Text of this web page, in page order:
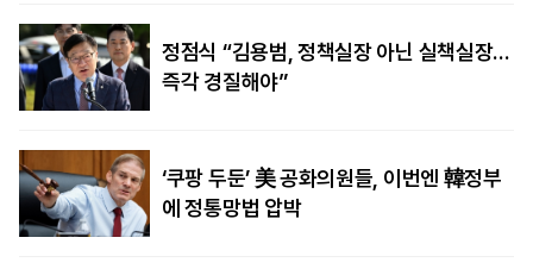
정점식 “김용범, 정책실장 아닌 실책실장…
즉각 경질해야”
‘쿠팡 두둔’ 美 공화의원들, 이번엔 韓정부
에 정통망법 압박